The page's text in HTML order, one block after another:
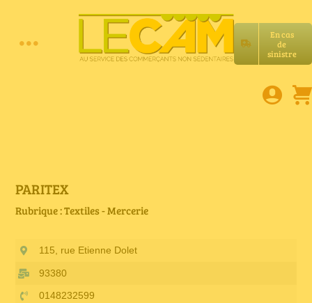
En cas
de
sinistre
Toggle
E-book
Petites annonces
PARITEX
Rubrique : Textiles - Mercerie
115, rue Etienne Dolet
93380
0148232599